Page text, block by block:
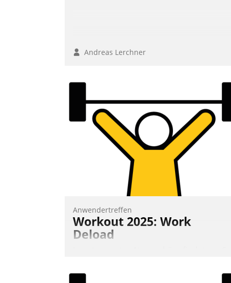
Andreas Lerchner
Anwendertreffen
Workout 2025: Work
Deload
Kunden- und Partnerkreis statt. Zentrale